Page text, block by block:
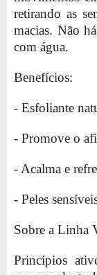
retirando as
macias. Não
com água.
Benefícios:
- Esfoliante
- Promove o
- Acalma e
- Peles
Sobre a Linha
Princípios